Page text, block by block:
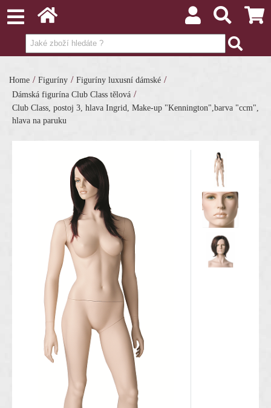
Home / Figuríny / Figuríny luxusní dámské /
Dámská figurína Club Class tělová /
Club Class, postoj 3, hlava Ingrid, Make-up "Kennington",barva "ccm",
hlava na paruku